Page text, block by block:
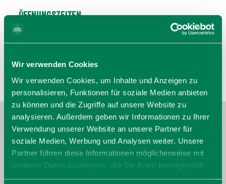
Wir verwenden Cookies
Wir verwenden Cookies, um Inhalte und Anzeigen zu
personalisieren, Funktionen für soziale Medien anbieten
zu können und die Zugriffe auf unsere Website zu
analysieren. Außerdem geben wir Informationen zu Ihrer
Verwendung unserer Website an unsere Partner für
soziale Medien, Werbung und Analysen weiter. Unsere
Partner führen diese Informationen möglicherweise mit
weiteren Daten zusammen, die Sie ihnen bereitgestellt
haben oder die sie im Rahmen Ihrer Nutzung der Dienste
Öffnungszeiten